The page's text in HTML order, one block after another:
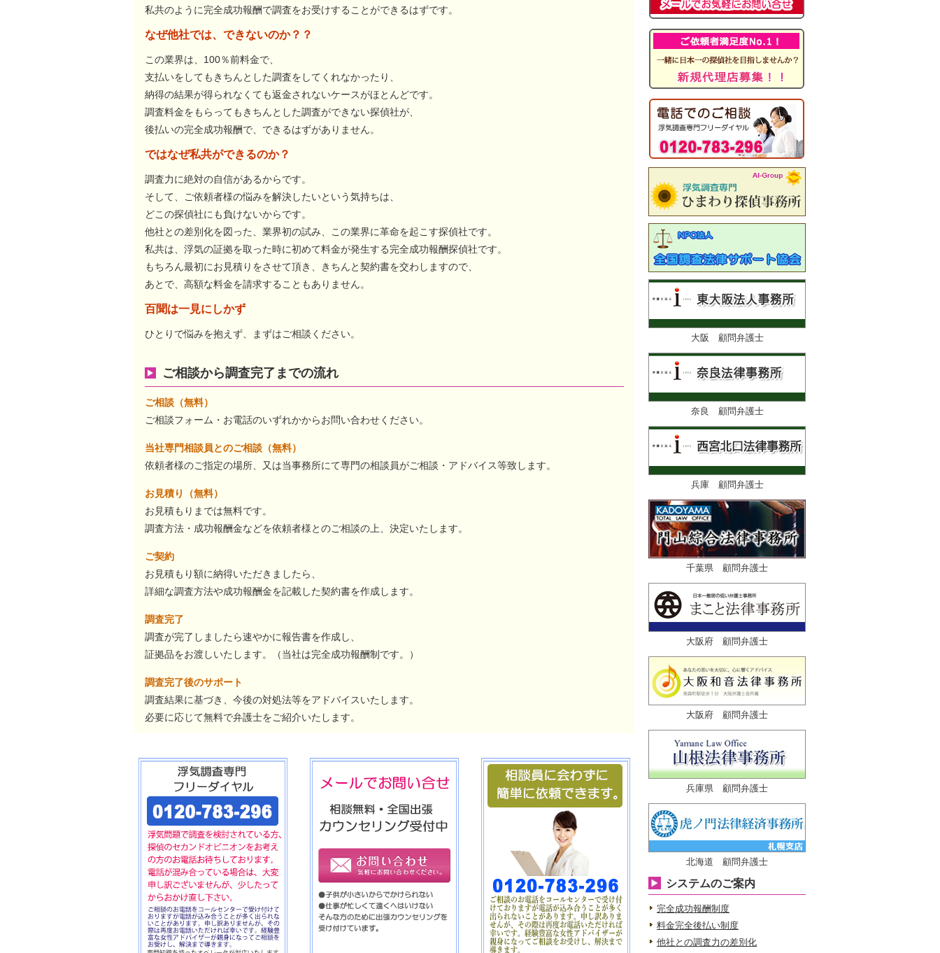
私共のように完全成功報酬で調査をお受けすることができるはずです。
なぜ他社では、できないのか？？
この業界は、100％前料金で、
支払いをしてもきちんとした調査をしてくれなかったり、
納得の結果が得られなくても返金されないケースがほとんどです。
調査料金をもらってもきちんとした調査ができない探偵社が、
後払いの完全成功報酬で、できるはずがありません。
ではなぜ私共ができるのか？
調査力に絶対の自信があるからです。
そして、ご依頼者様の悩みを解決したいという気持ちは、
どこの探偵社にも負けないからです。
他社との差別化を図った、業界初の試み、この業界に革命を起こす探偵社です。
私共は、浮気の証拠を取った時に初めて料金が発生する完全成功報酬探偵社です。
もちろん最初にお見積りをさせて頂き、きちんと契約書を交わしますので、
あとで、高額な料金を請求することもありません。
百聞は一見にしかず
ひとりで悩みを抱えず、まずはご相談ください。
ご相談から調査完了までの流れ
ご相談（無料）
ご相談フォーム・お電話のいずれかからお問い合わせください。
当社専門相談員とのご相談（無料）
依頼者様のご指定の場所、又は当事務所にて専門の相談員がご相談・アドバイス等致します。
お見積り（無料）
お見積もりまでは無料です。
調査方法・成功報酬金などを依頼者様とのご相談の上、決定いたします。
ご契約
お見積もり額に納得いただきましたら、
詳細な調査方法や成功報酬金を記載した契約書を作成します。
調査完了
調査が完了しましたら速やかに報告書を作成し、
証拠品をお渡しいたします。（当社は完全成功報酬制です。）
調査完了後のサポート
調査結果に基づき、今後の対処法等をアドバイスいたします。
必要に応じて無料で弁護士をご紹介いたします。
大阪 顧問弁護士
奈良 顧問弁護士
兵庫 顧問弁護士
千葉県 顧問弁護士
大阪府 顧問弁護士
大阪府 顧問弁護士
兵庫県 顧問弁護士
北海道 顧問弁護士
システムのご案内
完全成功報酬制度
料金完全後払い制度
他社との調査力の差別化